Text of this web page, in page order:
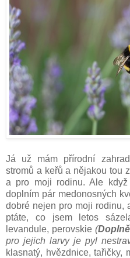
Já už mám přírodní
stromů a keřů a nějakou tou
a pro moji rodinu. Ale
doplním pár medonosných
dobré nejen pro moji rodinu,
ptáte, co jsem letos
levandule, perovskie(
pro jejich larvy je pyl
klasnatý, hvězdnice, tařičky,